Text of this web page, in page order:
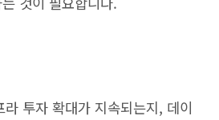
투자 확대가 지속되는지, 데이